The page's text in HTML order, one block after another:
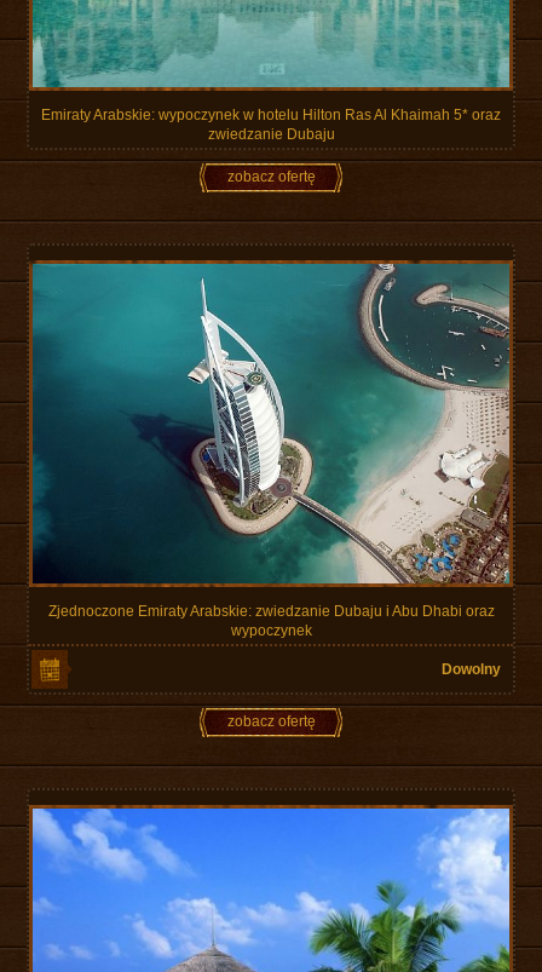
Emiraty Arabskie: wypoczynek w hotelu Hilton Ras Al Khaimah 5* oraz
zwiedzanie Dubaju
zobacz ofertę
Zjednoczone Emiraty Arabskie: zwiedzanie Dubaju i Abu Dhabi oraz
wypoczynek
Dowolny
zobacz ofertę